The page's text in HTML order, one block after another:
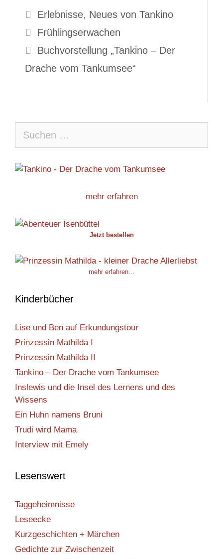
Kategorien
Erlebnisse, Neues von Tankino
Frühlingserwachen
Buchvorstellung „Tankino – Der
Drache vom Tankumsee“
nach:
mehr erfahren
Jetzt bestellen
mehr erfahren...
Kinderbücher
Lise und Ben auf Erkundungstour
Prinzessin Mathilda I
Prinzessin Mathilda II
Tankino – Der Drache vom Tankumsee
Inslewis und die Insel des Lernens und des
Wissens
Ein Huhn namens Bruni
Trudi wird Mama
Interview mit Emely
Lesenswert
Taggeheimnisse
Leseecke
Kurzgeschichten + Märchen
Gedichte zur Zwischenzeit